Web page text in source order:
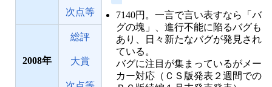
次点等
2008
総評
大賞
7140円。一言で言い表すなら「バ
グの塊」、進行不能に陥るバグも
あり、日々新たなバグが発見され
ている。
バグに注目が集まっているがメー
カー対応（ＣＳ版発表２週間での